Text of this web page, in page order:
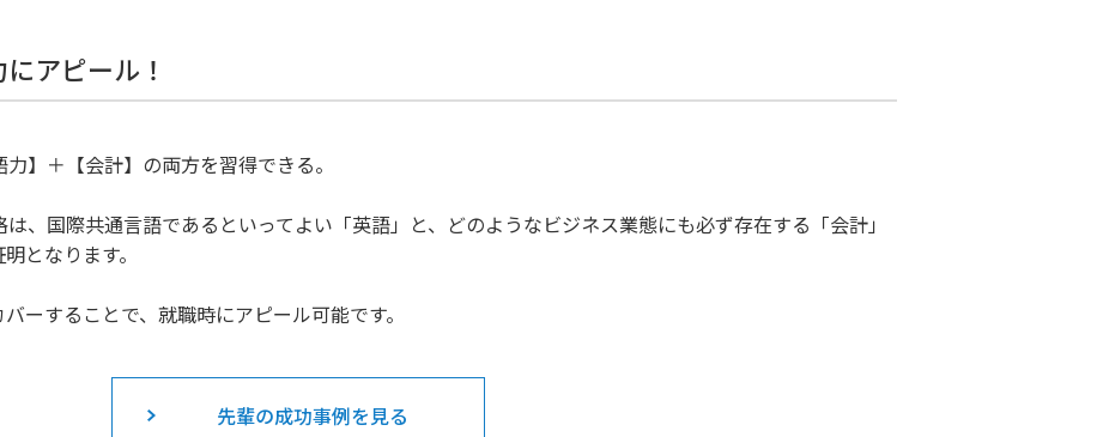
アピール！
】＋【会計】の両方を習得できる。
、国際共通言語であるといってよい「英語」と、どのようなビジネス業態にも必ず存在する「会計」
となります。
ーすることで、就職時にアピール可能です。
先輩の成功事例を見る